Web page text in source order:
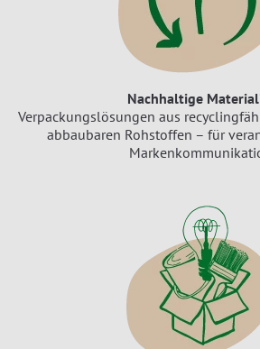
Nachhaltige
Verpackungslösungen aus
abbaubaren Rohstoffen – für